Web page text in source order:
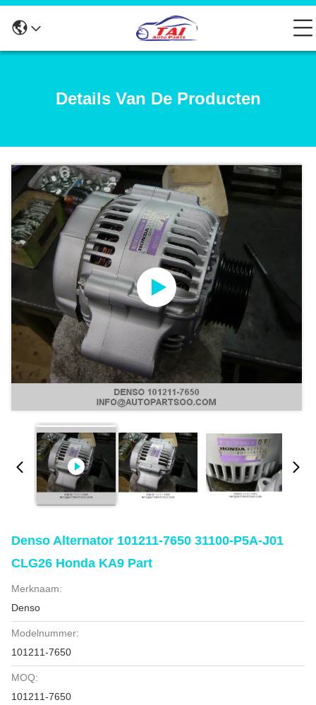
Details Van De Producten
Denso Alternator 101211-7650 31100-P5A-J01
CLG26 Honda KA9 Part
Merknaam:
Denso
Modelnummer:
101211-7650
MOQ:
101211-7650